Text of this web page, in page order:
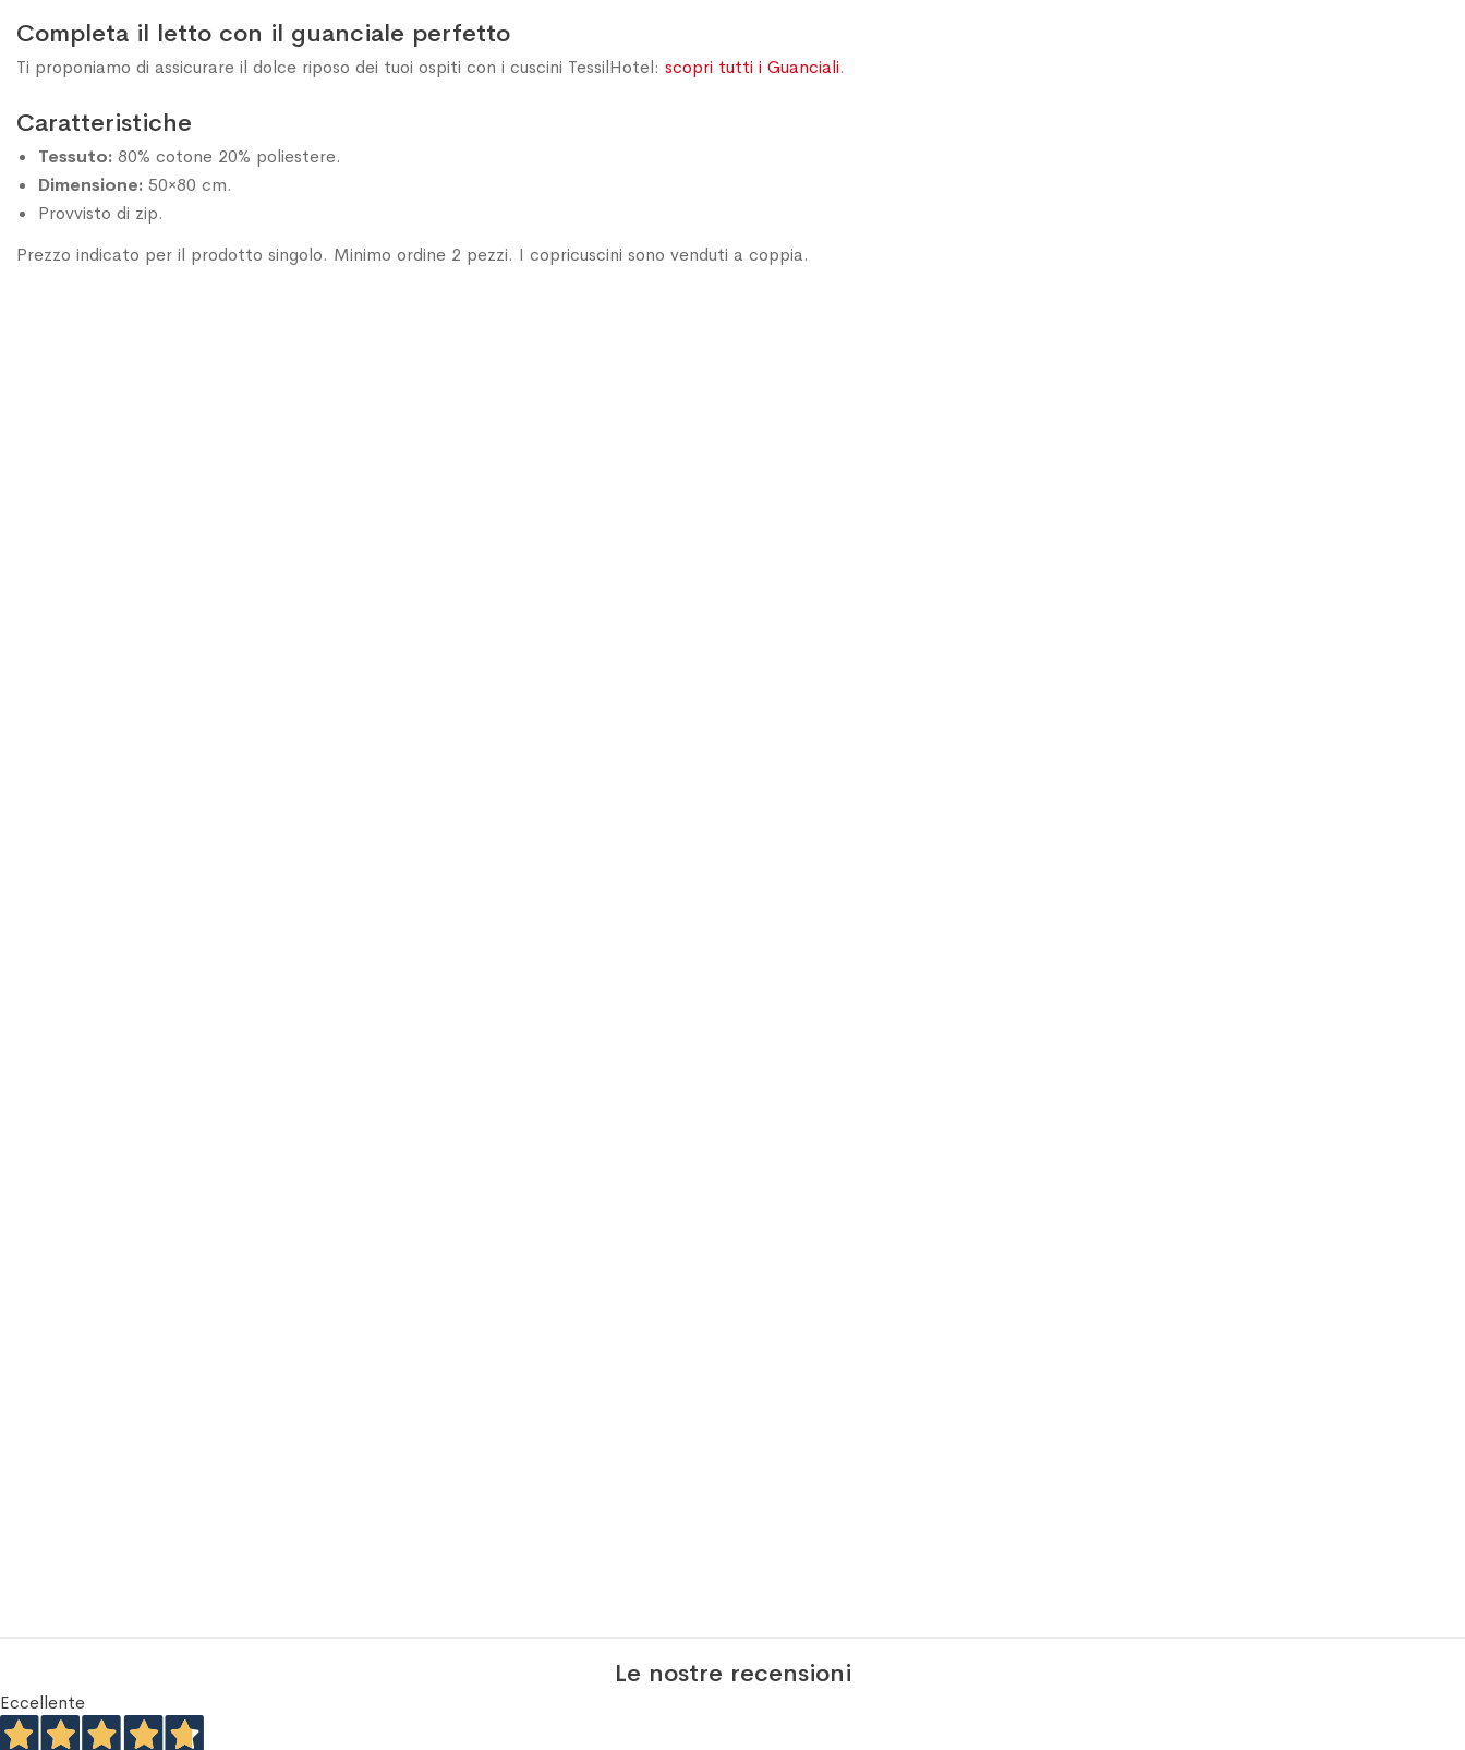
Completa il letto con il guanciale perfetto
Ti proponiamo di assicurare il dolce riposo dei tuoi ospiti con i cuscini TessilHotel: scopri tutti i Guanciali.
Caratteristiche
Tessuto: 80% cotone 20% poliestere.
Dimensione: 50×80 cm.
Provvisto di zip.
Prezzo indicato per il prodotto singolo. Minimo ordine 2 pezzi. I copricuscini sono venduti a coppia.
Le nostre recensioni
Eccellente